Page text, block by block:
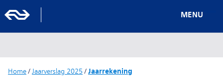
MENU
Home/ Jaarverslag 2025 /Jaarrekening